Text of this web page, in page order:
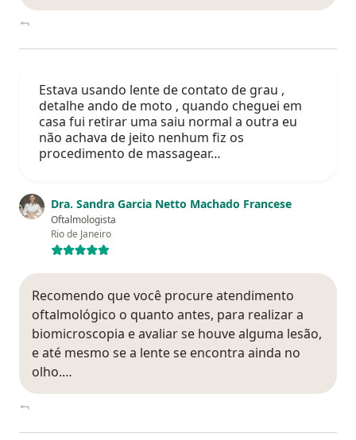
Estava usando lente de contato de grau ,
detalhe ando de moto , quando cheguei em
casa fui retirar uma saiu normal a outra eu
não achava de jeito nenhum fiz os
procedimento de massagear…
Dra. Sandra Garcia Netto Machado Francese
Oftalmologista
Rio de Janeiro
Recomendo que você procure atendimento
oftalmológico o quanto antes, para realizar a
biomicroscopia e avaliar se houve alguma lesão,
e até mesmo se a lente se encontra ainda no
olho.…